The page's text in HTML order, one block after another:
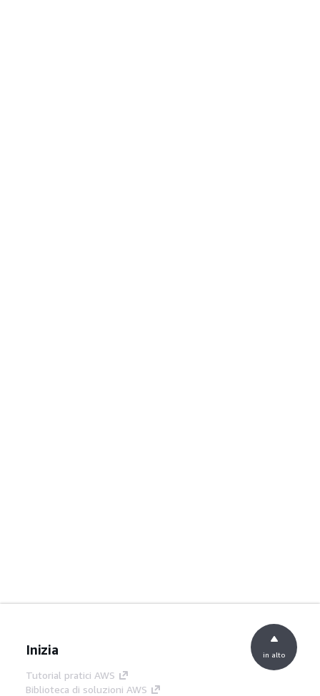
Inizia
Tutorial pratici AWS
Biblioteca di soluzioni AWS
in alto